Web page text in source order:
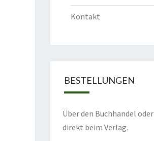
Kontakt
BESTELLUNGEN
Über den Buchhandel oder
direkt beim Verlag.